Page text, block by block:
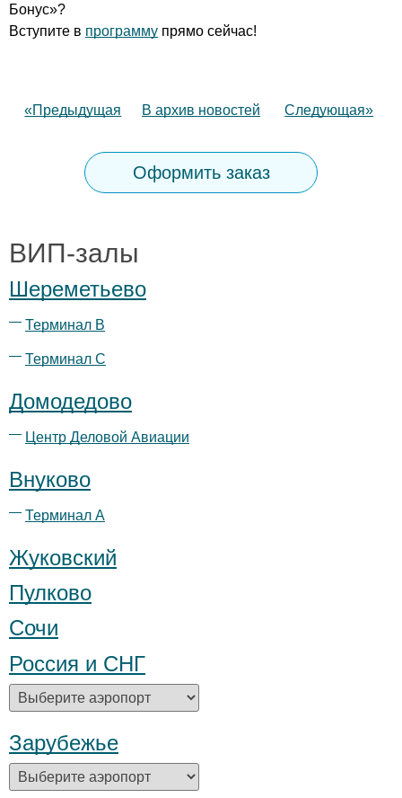
Бонус»?
Вступите в программу прямо сейчас!
«Предыдущая В архив новостей Следующая»
Оформить заказ
ВИП-залы
Шереметьево
Терминал B
Терминал С
Домодедово
Центр Деловой Авиации
Внуково
Терминал А
Жуковский
Пулково
Сочи
Россия и СНГ
Зарубежье